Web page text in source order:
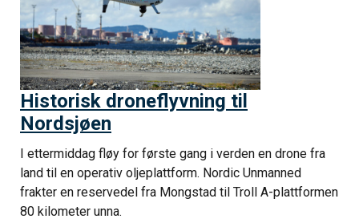
Historisk droneflyvning til
Nordsjøen
I ettermiddag fløy for første gang i verden en drone fra
land til en operativ oljeplattform. Nordic Unmanned
frakter en reservedel fra Mongstad til Troll A-plattformen
80 kilometer unna.